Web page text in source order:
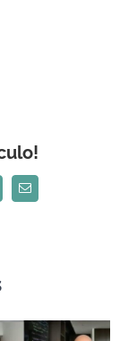
Correo
electrónico